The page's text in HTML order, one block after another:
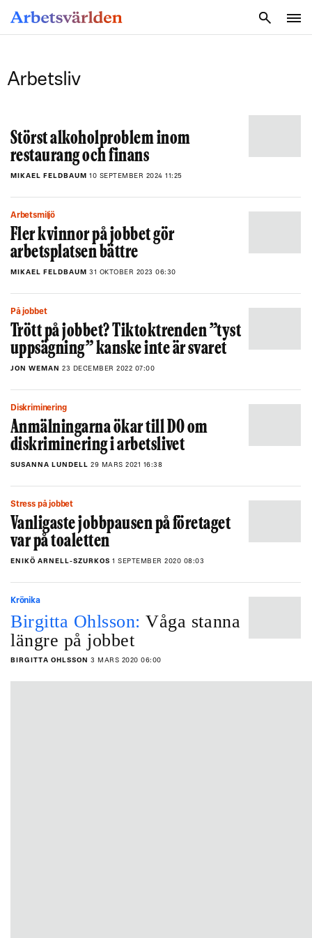
Arbetsliv
Störst alkoholproblem inom
restaurang och finans
MIKAEL FELDBAUM 10 SEPTEMBER 2024 11:25
Arbetsmiljö
Fler kvinnor på jobbet gör
arbetsplatsen bättre
MIKAEL FELDBAUM 31 OKTOBER 2023 06:30
På jobbet
Trött på jobbet? Tiktoktrenden ”tyst
uppsägning” kanske inte är svaret
JON WEMAN 23 DECEMBER 2022 07:00
Diskriminering
Anmälningarna ökar till DO om
diskriminering i arbetslivet
SUSANNA LUNDELL 29 MARS 2021 16:38
Stress på jobbet
Vanligaste jobbpausen på företaget
var på toaletten
ENIKÖ ARNELL-SZURKOS 1 SEPTEMBER 2020 08:03
Krönika
Birgitta Ohlsson: Våga stanna
längre på jobbet
BIRGITTA OHLSSON 3 MARS 2020 06:00